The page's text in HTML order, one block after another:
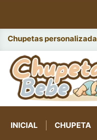
Chupetas
INICIAL CHUPETA